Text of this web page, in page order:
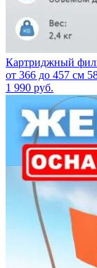
Картриджный
от 366 до 457 см
1 990 руб.